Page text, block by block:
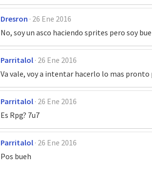
Dresron 26 Ene 2016
No, soy un asco haciendo sprites pero soy
Parritalol 26 Ene 2016
Va vale, voy a intentar hacerlo lo mas pronto
Parritalol 26 Ene 2016
Es Rpg? 7u7
Parritalol 26 Ene 2016
Pos bueh